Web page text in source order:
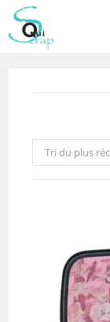
Skip
content
Tri du plus